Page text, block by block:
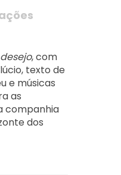
, com
texto de
e músicas
as
companhia
dos